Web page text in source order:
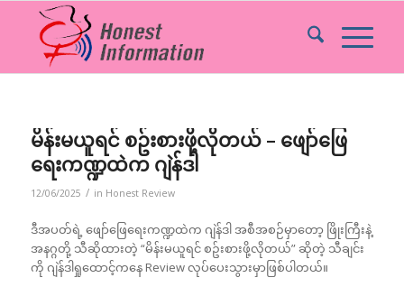
မိန်းမယူရင် စဥ်းစားဖို့လိုတယ် – ဖျော်ဖြေ
ရေးကဏ္ဍထဲက ဂျဲန်ဒါ
12/06/2025 / in Honest Review
ဒီအပတ်ရဲ့ ဖျော်ဖြေရေးကဏ္ဍထဲက ဂျဲန်ဒါ အစီအစဉ်မှာတော့ ဖြိုးကြီးနဲ့
အနဂ္ဂတို့ သီဆိုထားတဲ့ “မိန်းမယူရင် စဥ်းစားဖို့လိုတယ်” ဆိုတဲ့ သီချင်း
ကို ဂျဲန်ဒါရှုထောင့်ကနေ Review လုပ်ပေးသွားမှာဖြစ်ပါတယ်။